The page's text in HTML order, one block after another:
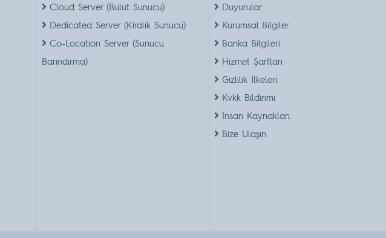
Cloud Server (Bulut Sunucu)
Dedicated Server (Kiralık Sunucu)
Co-Location Server (Sunucu
Barındırma)
Duyurular
Kurumsal Bilgiler
Banka Bilgileri
Hizmet Şartları
Gizlilik İlkeleri
Kvkk Bildirimi
İnsan Kaynakları
Bize Ulaşın